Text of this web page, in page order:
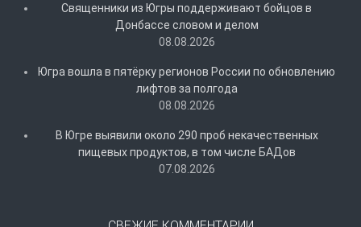
Священники из Югры поддерживают бойцов в
Донбассе словом и делом
08.08.2026
Югра вошла в пятёрку регионов России по обновлению
лифтов за полгода
08.08.2026
В Югре выявили около 290 проб некачественных
пищевых продуктов, в том числе БАДов
07.08.2026